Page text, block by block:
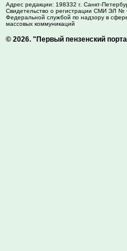
Адрес редакции: 198332 г. Санкт-
Свидетельство о регистрации СМИ ЭЛ №
Федеральной службой по надзору в
массовых коммуникаций
© 2026. "Первый пензенский